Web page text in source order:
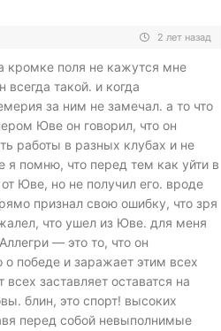
2 лет назад
кромке поля не кажутся мне
такой. и когда
за ним не замечал. а то что
Юве он говорил, что он
работы в разных клубах и не
я помню, что перед тем как уйти в
Юве, но не получил его. вроде
признал свою ошибку, что зря
что ушел из Юве. для меня
— это то, что он
о победе и заражает этим всех
всех заставляет оставатся на
блин, это спорт! высоких
перед собой невыполнимые